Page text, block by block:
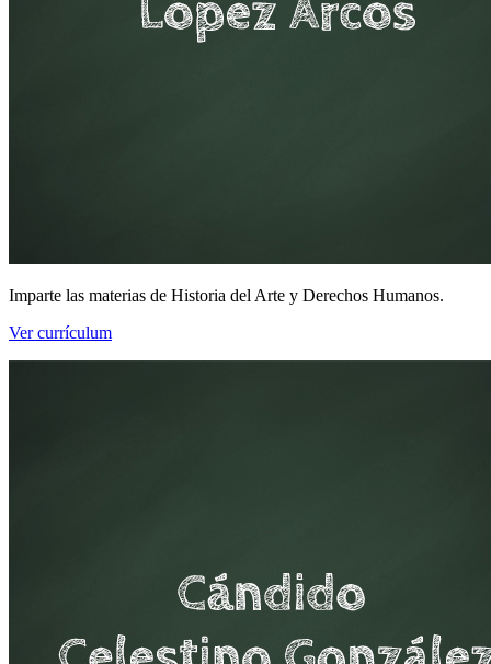
Imparte las materias de Historia del Arte y Derechos Humanos.
Ver currículum